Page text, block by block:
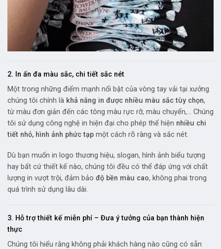
2. In ấn đa màu sắc, chi tiết sắc nét
Một trong những điểm mạnh nổi bật của vòng tay vải tại xưởng
chúng tôi chính là khả năng in được nhiều màu sắc tùy chọn,
từ màu đơn giản đến các tông màu rực rỡ, màu chuyển,… Chúng
tôi sử dụng công nghệ in hiện đại cho phép thể hiện nhiều chi
tiết nhỏ, hình ảnh phức tạp một cách rõ ràng và sắc nét.
Dù bạn muốn in logo thương hiệu, slogan, hình ảnh biểu tượng
hay bất cứ thiết kế nào, chúng tôi đều có thể đáp ứng với chất
lượng in vượt trội, đảm bảo độ bền màu cao, không phai trong
quá trình sử dụng lâu dài.
3. Hỗ trợ thiết kế miễn phí – Đưa ý tưởng của bạn thành hiện
thực
Chúng tôi hiểu rằng không phải khách hàng nào cũng có sẵn